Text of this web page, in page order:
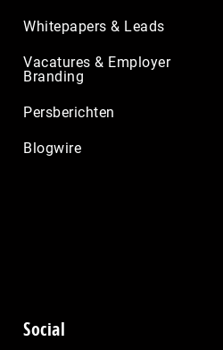
Whitepapers & Leads
Vacatures & Employer
Branding
Persberichten
Blogwire
Social